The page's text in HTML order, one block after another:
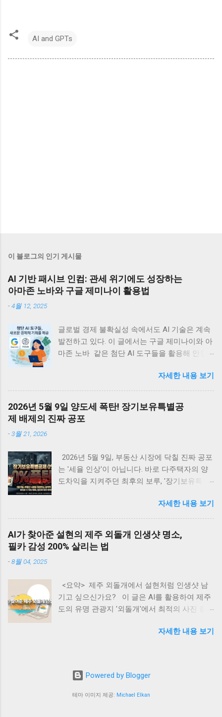
AI and GPTs
이 블로그의 인기 게시물
AI 기반 패시브 인컴: 관세 위기에도 성장하는
아마존 노바와 구글 제미나이 활용법
-4월 12, 2025
글로벌 경제 불확실성 속에서도 AI 기술은 계속
발전하고 있다. 이 글에서는 구글 제미나이와 아
마존 노바 같은 첨단 AI 도구들을 활용해 안정
법들을 정리한다. 관세 위기에도 불구하고 빅테
크의 AI 투자는 계속되고 있는데, 이는 개인과
소규모 기업에게 새로운 경제적 기회를 제공할
것이다. <목차> • 글로벌 관세 위기 속의 지속
적 AI 투자 동향 • 관세가 AI 개발 생태계에 미치
하는 AI 기반 수익 모델 • AI 에이전트를 통한 패
시브 인컴 구축 방법 • AI 시대의 새로운 기회와
미래 전망 글로벌 관세 위기 속의 지속적 AI 투
정책의 변화는 세계 경제의 불확실성을 가중시
키고 있다. 특히 한국(25%), 중국(34%), 대만
(32%) 등 IT 제품 주요 수출국들에 대한 고율의
관세 부과는 테크 산업 전반에 상당한 부담으로
비용을 평균 22% 증가시킬 것으로 예측된다. 그
러나 주목할 만한 점은 구글과 아마존 같은 빅테
크 기업들이 이러한 비용 증가에도 불구하고 AI
인프라 투자를 줄이지 않겠다는 명확한 의지를
전년 대비 18% 증가한 규모다. 아마존의 CEO 앤
것"이라며 AI 기술에 대한 광범위한 ...
자세한 내용 보기
2026년 5월 9일 양도세 폭탄! 장기보유특별공
제 배제의 진짜 공포
-3월 21, 2026
2026년 5월 9일, 부동산 시장에 닥칠 진짜 공포
는 '세율 인상'이 아닙니다. 바로 다주택자의 양
도차익을 지켜주던 최후의 보루, '장기보유특별
리 세금으로 토해내야 하는 이 치명적인 조치 앞
에, 강남부터 수도권 외곽까지 패닉셀이 번지고
있습니다. 하루 차이로 수억 원이 날아가는 세금
폭탄의 실체와, 생성형 AI를 활용해 내 자산을
지키는 완벽한 절세 방어 시나리오를 지금 바로
한가? ② 2026년 5월 9일의 시한폭탄: 공제 0%
의 충격 ③ 한눈에 보는 세금 차이 시뮬레이션
(15년 보유 아파트) ④ 글로벌 스탠다드: 해외 선
내 양도세 100% 방어하기 (실전 프롬프트 5선)
동네 부동산이나 지역 맘카페, 재테크 커뮤니티
에 들어가 보면 온통 "5월 전에 계약서 써야 한
다"는 아우성뿐입니다. 정부가 다주택자에게 부
자세한 내용 보기
AI가 찾아준 설현의 제주 외돌개 인생샷 명소,
필카 감성 200% 살리는 법
-8월 04, 2025
<요약> 제주 외돌개에서 설현처럼 인생샷 남
기고 싶으신가요? 이 글은 AI를 활용하여 제주
도의 유명 관광지 '외돌개'에서 최적의 사진 촬
성'의 사진을 찍는 구체적인 방법을 소개합니다.
코스, 심지어 예산까지 계획할 수 있습니다. 본
문에서는 실제 활용 가능한 5가지 상세 프롬프
트와 그에 대한 AI의 예상 답변을 통해, 누구나
자세한 내용 보기
Powered by Blogger
테마 이미지 제공: Michael Elkan